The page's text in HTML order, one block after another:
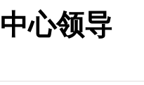
中心领导